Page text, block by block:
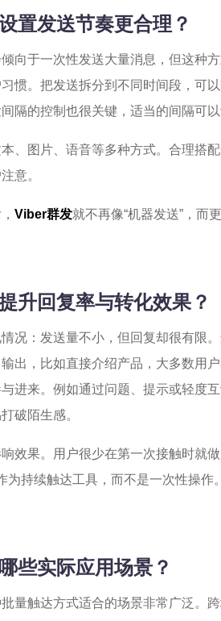
置发送节奏更合理？
向于一次性发送大量消息，但这种
惯。把发送拆分到不同时间段，可
隔的控制也很关键，适当的间隔可
、图片、语音等多种方式。合理搭
意。
Viber群发就不再像“机器发送”，而
升回复率与转化效果？
况：发送量不小，但回复却很有限
出，比如直接介绍产品，大多数用
进来。例如通过问题、提示或轻度
破陌生感。
效果。用户很少在第一次接触时就
为持续触达工具，而不是一次性操作
些实际应用场景？
量触达方式适合的场景非常广泛。